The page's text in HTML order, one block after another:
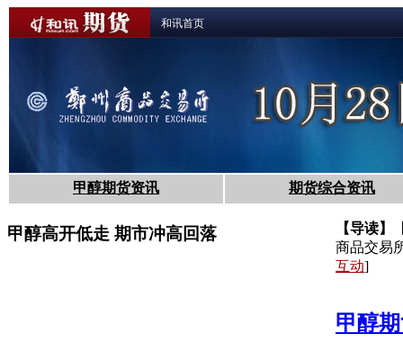
和讯首页
甲醇期货资讯 期货综合资讯
甲醇高开低走 期市冲高回落 【导读】
商品交易
互动]
甲醇